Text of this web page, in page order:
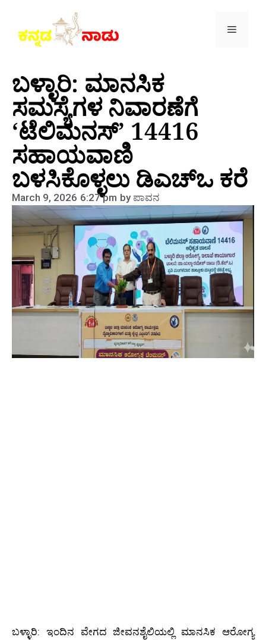
ಬಳ್ಳಾರಿ: ಮಾನಸಿಕ
ಸಮಸ್ಯೆಗಳ ನಿವಾರಣೆಗೆ
‘ಟೆಲಿಮನಸ್’ 14416
ಸಹಾಯವಾಣಿ
ಬಳಸಿಕೊಳ್ಳಲು ಡಿಎಚ್‌ಒ ಕರೆ
March 9, 2026 6:27 pm byಪಾವನ
ಬಳ್ಳಾರಿ: ಇಂದಿನ ವೇಗದ ಜೀವನಶೈಲಿಯಲ್ಲಿ ಮಾನಸಿಕ ಆರೋಗ್ಯ